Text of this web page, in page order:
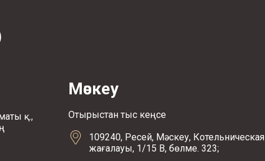
қ.,
Мәскеу
Отырыстан тыс кеңсе
109240, Ресей, Мәскеу, Котельническая
жағалауы, 1/15 В, бөлме. 323;